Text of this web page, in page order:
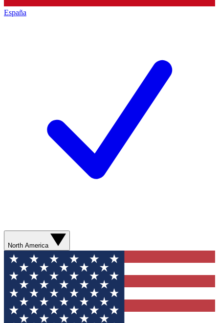
España
North America